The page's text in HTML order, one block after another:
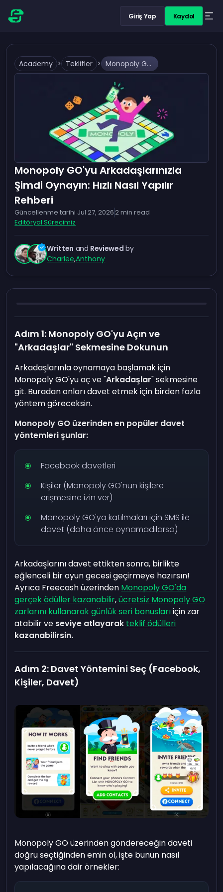
Giriş Yap Kaydol
Academy > Teklifler > Monopoly GO'yu Arkadaşlarınızla Şimdi Oynayın: Hızlı Nasıl Yapılır Rehberi
Monopoly GO'yu Arkadaşlarınızla
Şimdi Oynayın: Hızlı Nasıl Yapılır
Rehberi
Güncellenme tarihi Jul 27, 20262min read
Editöryal Sürecimiz
Written and Reviewed by
Charlee,Anthony
Adım 1: Monopoly GO'yu Açın ve
"Arkadaşlar" Sekmesine Dokunun
Arkadaşlarınla oynamaya başlamak için
Monopoly GO'yu aç ve "Arkadaşlar" sekmesine
git. Buradan onları davet etmek için birden fazla
yöntem göreceksin.
Monopoly GO üzerinden en popüler davet
yöntemleri şunlar:
Facebook davetleri
Kişiler (Monopoly GO'nun kişilere
erişmesine izin ver)
Monopoly GO'ya katılmaları için SMS ile
davet (daha önce oynamadılarsa)
Arkadaşlarını davet ettikten sonra, birlikte
eğlenceli bir oyun gecesi geçirmeye hazırsın!
Ayrıca Freecash üzerinden Monopoly GO'da
gerçek ödüller kazanabilir,ücretsiz Monopoly GO
zarlarını kullanarakgünlük seri bonuslarıiçin zar
atabilir ve seviye atlayarak teklif ödülleri
kazanabilirsin.
Adım 2: Davet Yöntemini Seç (Facebook,
Kişiler, Davet)
Monopoly GO üzerinden göndereceğin daveti
doğru seçtiğinden emin ol, işte bunun nasıl
yapılacağına dair örnekler: